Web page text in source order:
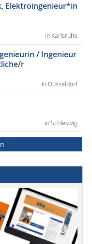
Elektroingenieur*in
in Karlsruhe
/ Ingenieur
r
in Düsseldorf
in Schleswig